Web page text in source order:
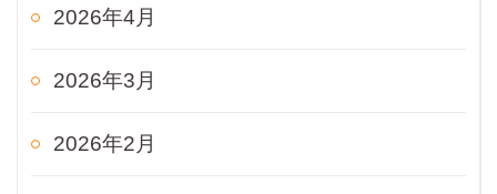
2026年4月
2026年3月
2026年2月